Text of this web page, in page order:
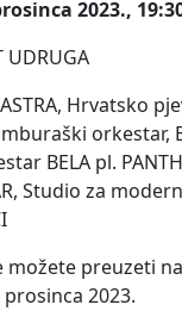
2023.,
UDRUGA
Hrvatsko
orkestar,
BELA pl.
Studio za
možete preuzeti
2023.